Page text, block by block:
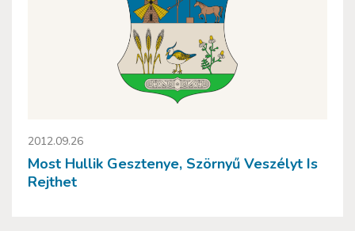
2012.09.26
Most Hullik Gesztenye, Szörnyű Veszélyt Is
Rejthet